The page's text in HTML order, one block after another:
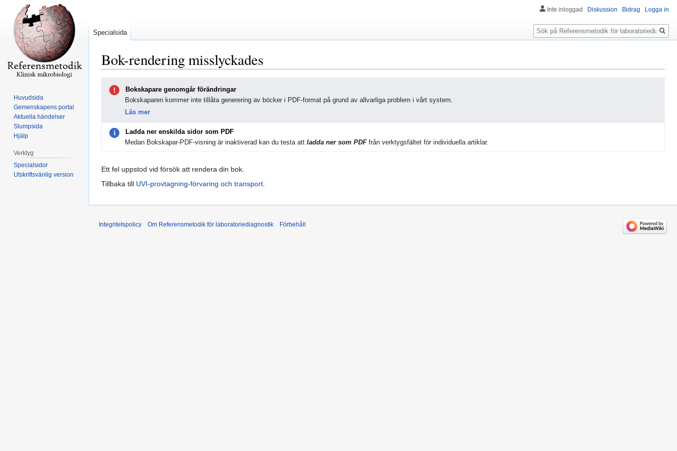
Bok-rendering misslyckades
navigering
Bokskapare genomgår förändringar
Bokskaparen kommer inte tillåta generering av böcker i PDF-format på grund av allvarliga problem i vårt system.
Läs mer
Ladda ner enskilda sidor som PDF
Medan Bokskapar-PDF-visning är inaktiverad kan du testa att ladda ner som PDFfrån verktygsfältet för individuella artiklar.
Ett fel uppstod vid försök att rendera din bok.
Tillbaka till UVI-provtagning-förvaring och transport.
Inte inloggad Diskussion Bidrag Logga in
Specialsida
Sök
Huvudsida
Gemenskapens portal
Aktuella händelser
Slumpsida
Hjälp
Verktyg
Specialsidor
Utskriftsvänlig version
Integritetspolicy Om Referensmetodik för laboratoriediagnostik Förbehåll